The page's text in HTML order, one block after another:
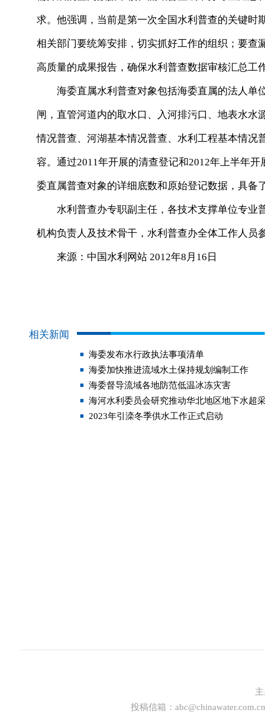
求。他强调，当前是第一次全国水利普查的关键
相关部门要统筹安排，切实抓好工作的组织；要
高质量的成果报告，确保水利普查数据审核汇总工
海委直属水利普查对象包括海委直属的法人单
闸，直管河道内的取水口、入河排污口、地表水
情况普查、河湖基本情况普查、水利工程基本情
容。通过2011年开展的清查登记和2012年上半年
委直属普查对象的详细底数和原始登记数据，具备
水利普查办专职副主任，各技术支撑单位专业
机构负责人及技术骨干，水利普查办全体工作人员
来源：中国水利网站 2012年8月16日
相关新闻
海委发布水行政执法事项清单
海委加快推进流域水土保持规划编制工作
海委督导流域各地防范低温冰冻灾害
海河水利委员会研究推动华北地区地下水超
2023年引滦冬季供水工作正式启动
投稿信箱： abc@chinawater.com.cn